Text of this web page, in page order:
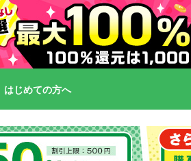
はじめての方へ